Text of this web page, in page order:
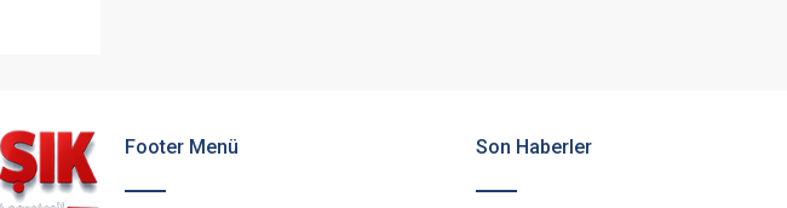
Footer Menü Son Haberler